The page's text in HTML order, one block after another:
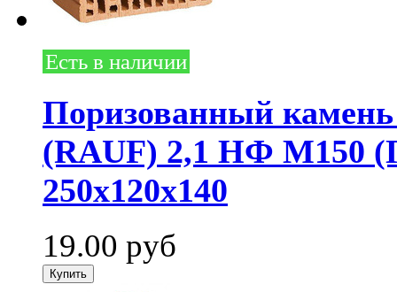
Есть в наличии
Поризованный
(RAUF) 2,1 НФ М150
250х120х140
19.00 руб